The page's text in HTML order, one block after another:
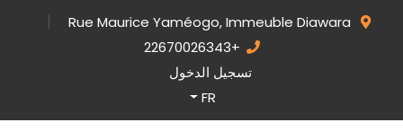
Rue Maurice Yaméogo, Immeuble Diawara
+22670026343
تسجيل الدخول
FR